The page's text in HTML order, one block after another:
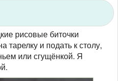
рисовые биточки
тарелку и подать к столу,
или сгущёнкой. Я